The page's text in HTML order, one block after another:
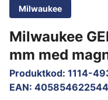
Milwaukee
Milwaukee
mm med
Produktkod: 1114-
EAN: